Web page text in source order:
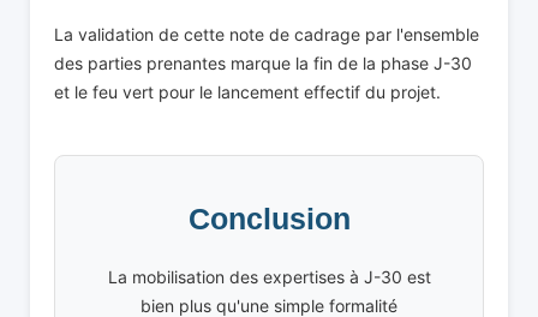
La validation de cette note de cadrage par l'ensemble
des parties prenantes marque la fin de la phase J-30
et le feu vert pour le lancement effectif du projet.
Conclusion
La mobilisation des expertises à J-30 est
bien plus qu'une simple formalité